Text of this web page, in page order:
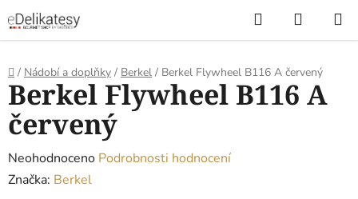
na
obsah
Hledat
KOŠÍK
Domů
/ Nádobí a doplňky / Berkel / Berkel Flywheel B116 A červený
Berkel Flywheel B116 A
červený
Průměrné
hodnocení
Neohodnoceno Podrobnosti hodnocení
Značka: Berkel